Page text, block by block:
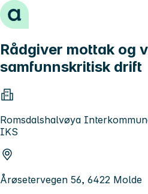
Hopp til innhold
Rådgiver mottak og
samfunnskritisk drift
Romsdalshalvøya
IKS
Årøsetervegen 56, 6422 Molde